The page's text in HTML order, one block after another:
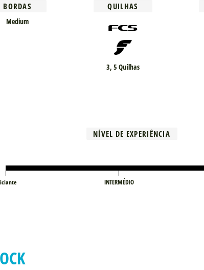
BORDAS
Medium
QUILHAS
3, 5 Quilhas
NÍVEL DE EXPERIÊNCIA
INTERMÉDIO